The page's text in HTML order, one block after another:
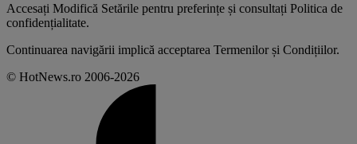
Accesați Modifică Setările pentru preferințe și consultați Politica de
confidențialitate.
Continuarea navigării implică acceptarea Termenilor și Condițiilor.
© HotNews.ro 2006-2026